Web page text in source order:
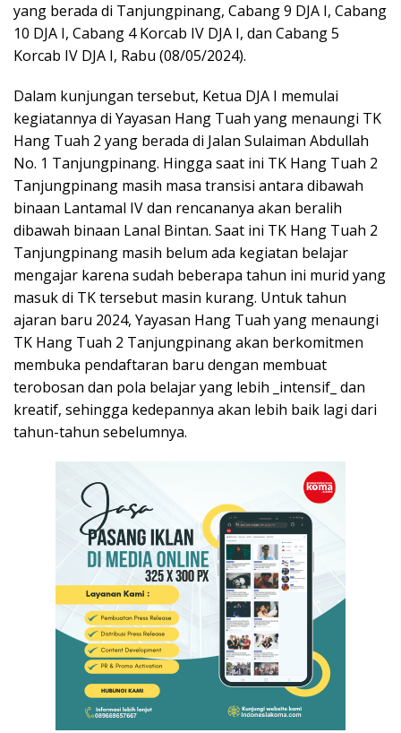
yang berada di Tanjungpinang, Cabang 9 DJA I, Cabang
10 DJA I, Cabang 4 Korcab IV DJA I, dan Cabang 5
Korcab IV DJA I, Rabu (08/05/2024).
Dalam kunjungan tersebut, Ketua DJA I memulai
kegiatannya di Yayasan Hang Tuah yang menaungi TK
Hang Tuah 2 yang berada di Jalan Sulaiman Abdullah
No. 1 Tanjungpinang. Hingga saat ini TK Hang Tuah 2
Tanjungpinang masih masa transisi antara dibawah
binaan Lantamal IV dan rencananya akan beralih
dibawah binaan Lanal Bintan. Saat ini TK Hang Tuah 2
Tanjungpinang masih belum ada kegiatan belajar
mengajar karena sudah beberapa tahun ini murid yang
masuk di TK tersebut masin kurang. Untuk tahun
ajaran baru 2024, Yayasan Hang Tuah yang menaungi
TK Hang Tuah 2 Tanjungpinang akan berkomitmen
membuka pendaftaran baru dengan membuat
terobosan dan pola belajar yang lebih _intensif_ dan
kreatif, sehingga kedepannya akan lebih baik lagi dari
tahun-tahun sebelumnya.